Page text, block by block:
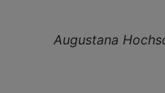
Augustana